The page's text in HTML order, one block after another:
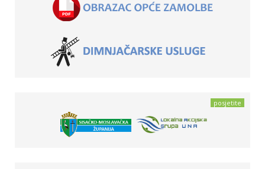
posjetite